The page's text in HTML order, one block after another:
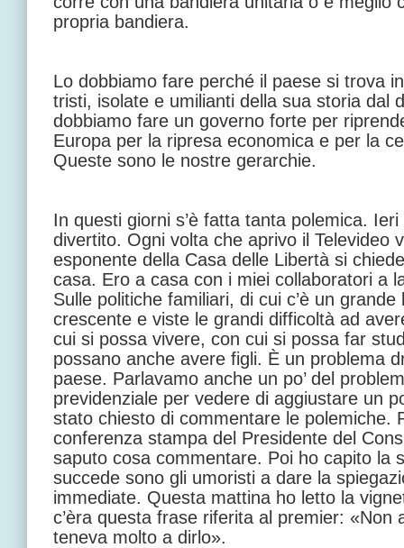
propria bandiera.
Lo dobbiamo fare perché il paese si trova
tristi, isolate e umilianti della sua storia dal
dobbiamo fare un governo forte per
Europa per la ripresa economica e per la
Queste sono le nostre gerarchie.
In questi giorni s’è fatta tanta polemica.
divertito. Ogni volta che aprivo il Televideo
esponente della Casa delle Libertà si
casa. Ero a casa con i miei collaboratori a
Sulle politiche familiari, di cui c’è un
crescente e viste le grandi difficoltà ad
cui si possa vivere, con cui si possa far
possano anche avere figli. È un problema
paese. Parlavamo anche un po’ del
previdenziale per vedere di aggiustare un
stato chiesto di commentare le polemiche.
conferenza stampa del Presidente del
saputo cosa commentare. Poi ho capito la
succede sono gli umoristi a dare la
immediate. Questa mattina ho letto la
c’èra questa frase riferita al premier: «Non
teneva molto a dirlo».